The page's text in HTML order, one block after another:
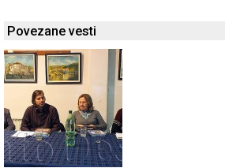
Povezane vesti